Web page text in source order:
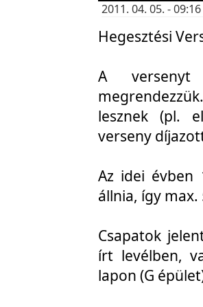
2011. 04. 05. -
Hegesztési
A versenyt
lesznek (pl.
verseny
Az idei évben
állnia, így
Csapatok
írt levélben,
lapon (G